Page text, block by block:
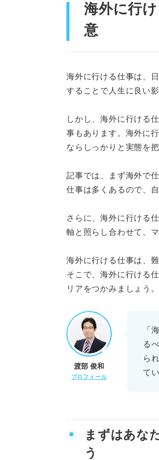
⑮日
⑱個
海外に行け
②商社
⑥旅
⑨投
専門
海外に行
意
海外に行ける仕事は、
することで人生に良い
しかし、海外に行ける
事もあります。海外に
ならしっかりと実態を
記事では、まず海外で
仕事は多くあるので、
さらに、海外に行ける
軸と照らし合わせて、
海外に行ける仕事は、
そこで、海外に行ける
リアをつかみましょう。
渡部 俊和
プロフィール
「
る
ら
て
まずはあな
う